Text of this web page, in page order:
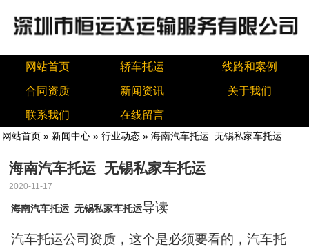
网站首页 轿车托运 线路和案例
合同资质 新闻资讯 关于我们
联系我们 在线留言
网站首页 » 新闻中心 » 行业动态 » 海南汽车托运_无锡私家车托运
海南汽车托运_无锡私家车托运
2020-11-17
海南汽车托运_无锡私家车托运导读
汽车托运公司资质，这个是必须要看的，汽车托